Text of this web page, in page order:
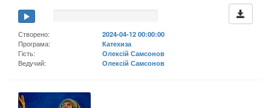
Створено:
2024-04-12 00:00:00
Програма:
Катехиза
Гість:
Олексій Самсонов
Ведучий:
Олексій Самсонов